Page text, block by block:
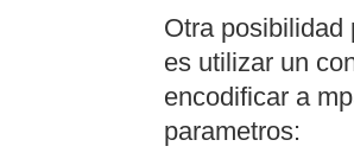
Otra posibilidad
es utilizar un
encodificar a
parametros: